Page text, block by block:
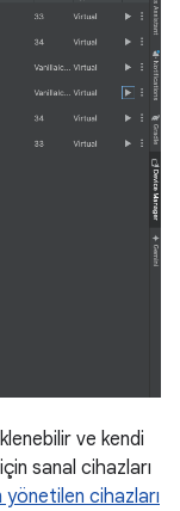
ve kendi
sanal cihazları
cihazları